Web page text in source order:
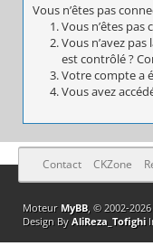
Vous n’êtes pas
Vous n’êtes
Vous n’avez
est contrôlé ?
Votre compte a
Vous avez
Contact CKZone
Moteur MyBB, © 2002-2026
Design By AliReza_Tofighi